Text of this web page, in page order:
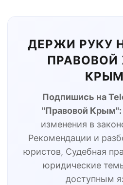
ДЕРЖИ РУКУ
Подпишись на
"Правовой Крым":
изменения в
Рекомендации и
юристов, Судебная
юридические
доступным